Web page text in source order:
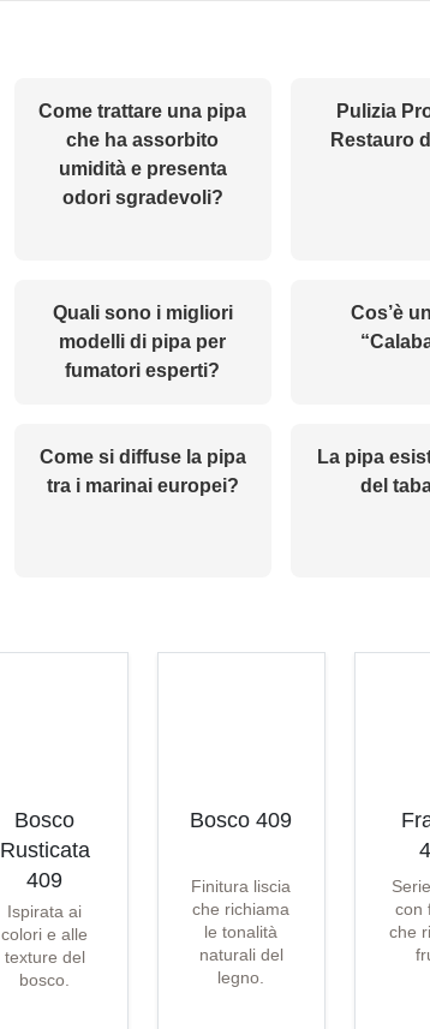
Come trattare una pipa
che ha assorbito
umidità e presenta
odori sgradevoli?
Pulizia
Restauro
Quali sono i migliori
modelli di pipa per
fumatori esperti?
Cos’è
Come si diffuse la pipa
tra i marinai europei?
La pipa
del
Bosco
Rusticata
409
Ispirata ai
colori e alle
texture del
bosco.
Bosco 409
Finitura liscia
che richiama
le tonalità
naturali del
legno.
con
che